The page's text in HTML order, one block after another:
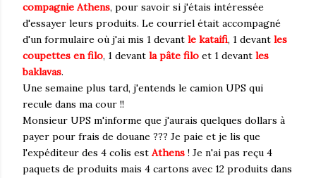
compagnie Athens, pour savoir si j'étais intéressée
d'essayer leurs produits. Le courriel était accompagné
d'un formulaire où j'ai mis 1 devant le kataifi, 1 devant les
coupettes en filo, 1 devant la pâte filo et 1 devant les
baklavas.
Une semaine plus tard, j'entends le camion UPS qui
recule dans ma cour !!
Monsieur UPS m'informe que j'aurais quelques dollars à
payer pour frais de douane ??? Je paie et je lis que
l'expéditeur des 4 colis est Athens ! Je n'ai pas reçu 4
paquets de produits mais 4 cartons avec 12 produits dans